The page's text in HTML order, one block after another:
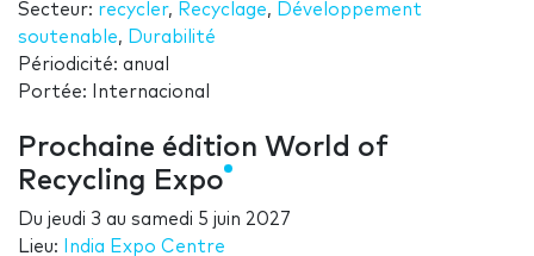
Secteur: recycler, Recyclage, Développement
soutenable, Durabilité
Périodicité: anual
Portée: Internacional
Prochaine édition World of
Recycling Expo
Du jeudi 3 au samedi 5 juin 2027
Lieu:
India Expo Centre